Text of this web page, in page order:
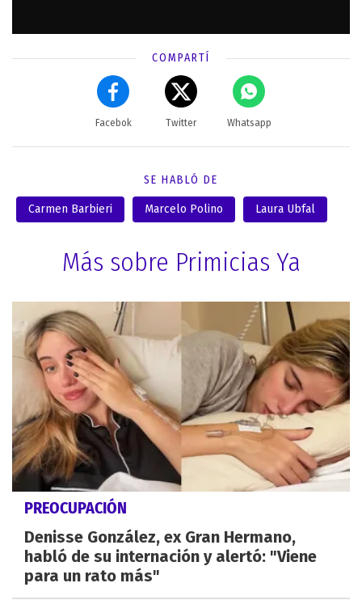
COMPARTÍ
Facebok Twitter Whatsapp
SE HABLÓ DE
Carmen Barbieri Marcelo Polino Laura Ubfal
Más sobre Primicias Ya
PREOCUPACIÓN
Denisse González, ex Gran Hermano,
habló de su internación y alertó: "Viene
para un rato más"